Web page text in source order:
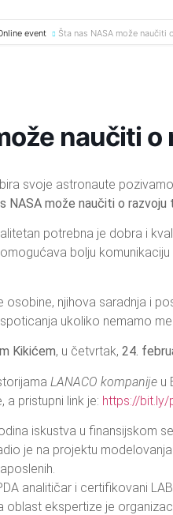
event Šta nas NASA može naučiti
naučiti o
svoje astronaute
NASA može naučiti o razvoju
potrebna je dobra i
bolju
osobine, njihova saradnja i
ukoliko nemamo
Kikićem, u četvrtak, 24.
LANACO kompanije u
pristupni link je: https://
iskustva u finansijskom
je na projektu
analitičar i certifikovani
oblast ekspertize je